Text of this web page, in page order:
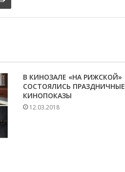
В КИНОЗАЛЕ «НА РИЖСКОЙ»
СОСТОЯЛИСЬ ПРАЗДНИЧНЫЕ
КИНОПОКАЗЫ
12.03.2018